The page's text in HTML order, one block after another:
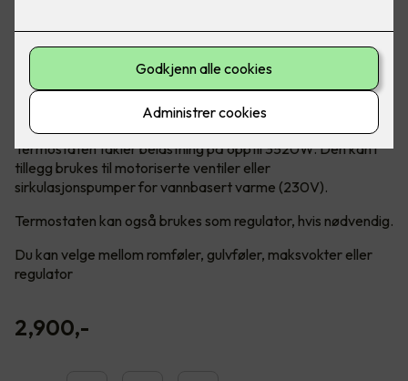
ELKO sin termostat med WiFi fungerer
utmerket alene og hvis ønskelig kan du legge
den til i ELKO SMART sitt system uten at du er
avhengig av Smart Hub.
Termostaten takler belastning på opptil 3520W. Den kan i
tillegg brukes til motoriserte ventiler eller
sirkulasjonspumper for vannbasert varme (230V).
Termostaten kan også brukes som regulator, hvis nødvendig.
Du kan velge mellom romføler, gulvføler, maksvokter eller
regulator
2,900,-